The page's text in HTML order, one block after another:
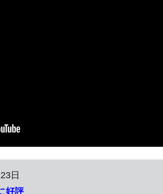
日
好評